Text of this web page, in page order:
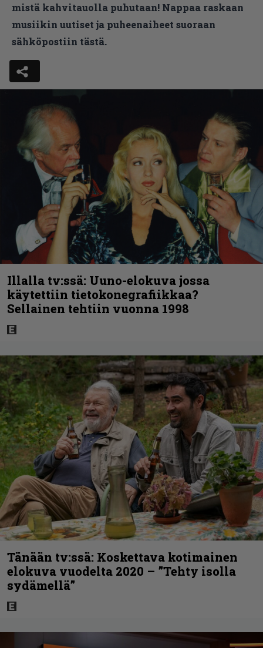
mistä kahvitauolla puhutaan! Nappaa raskaan
musiikin uutiset ja puheenaiheet suoraan
sähköpostiin tästä.
Illalla tv:ssä: Uuno-elokuva jossa
käytettiin tietokonegrafiikkaa?
Sellainen tehtiin vuonna 1998
Tänään tv:ssä: Koskettava kotimainen
elokuva vuodelta 2020 – ”Tehty isolla
sydämellä”